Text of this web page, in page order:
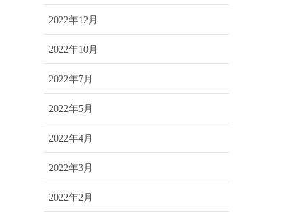
2022年12月
2022年10月
2022年7月
2022年5月
2022年4月
2022年3月
2022年2月